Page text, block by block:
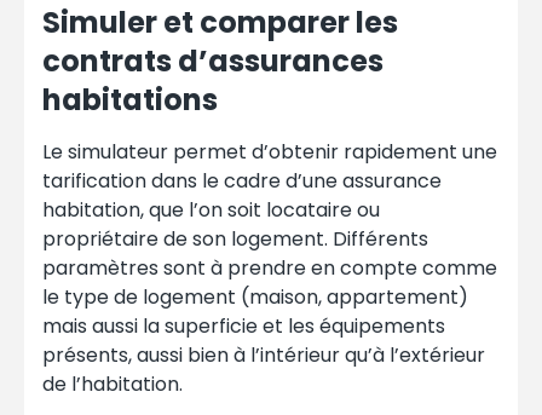
Simuler et comparer les
contrats d’assurances
habitations
Le simulateur permet d’obtenir rapidement une
tarification dans le cadre d’une assurance
habitation, que l’on soit locataire ou
propriétaire de son logement. Différents
paramètres sont à prendre en compte comme
le type de logement (maison, appartement)
mais aussi la superficie et les équipements
présents, aussi bien à l’intérieur qu’à l’extérieur
de l’habitation.